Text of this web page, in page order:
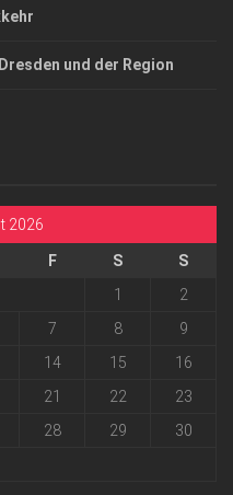
und der Region
2026
F S
S
1
2
7 8
9
14 15
16
21 22
23
28 29
30